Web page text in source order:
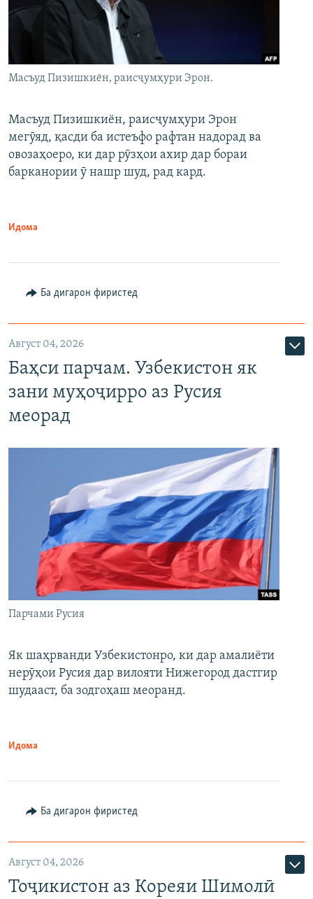
Масъуд Пизишкиён, раисҷумҳури Эрон.
Масъуд Пизишкиён, раисҷумҳури Эрон
мегӯяд, қасди ба истеъфо рафтан надорад ва
овозаҳоеро, ки дар рӯзҳои ахир дар бораи
барканории ӯ нашр шуд, рад кард.
Идома
Ба дигарон фиристед
Август 04, 2026
Баҳси парчам. Узбекистон як
зани муҳоҷирро аз Русия
меорад
Парчами Русия
Як шаҳрванди Узбекистонро, ки дар амалиёти
нерӯҳои Русия дар вилояти Нижегород дастгир
шудааст, ба зодгоҳаш меоранд.
Идома
Ба дигарон фиристед
Август 04, 2026
Тоҷикистон аз Кореяи Шимолӣ